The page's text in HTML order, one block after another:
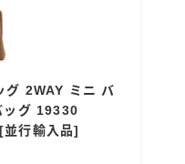
グ 2WAY ミニ バ
ッグ 19330
行輸入品]